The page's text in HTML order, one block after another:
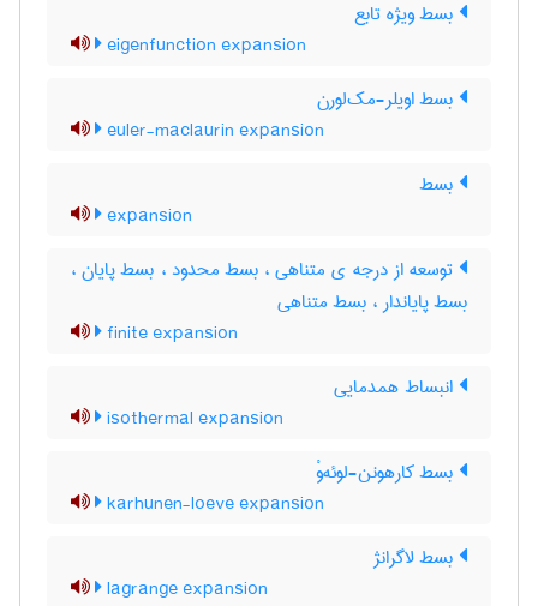
بسط ویژه تابع
eigenfunction expansion
بسط اویلر-مک‌لورن
euler-maclaurin expansion
بسط
expansion
توسعه از درجه ی متناهی ، بسط محدود ، بسط پایان ،
بسط پایاندار ، بسط متناهی
finite expansion
انبساط همدمایی
isothermal expansion
بسط کارهونن-لوئه‌وْ
karhunen-loeve expansion
بسط لاگرانژ
lagrange expansion